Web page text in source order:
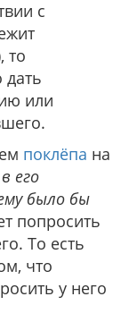
с
то
дать
или
поклёпа на
его
было бы
попросить
То есть
что
у него